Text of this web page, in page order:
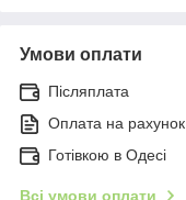
Умови оплати
Післяплата
Оплата на рахунок
Готівкою в Одесі
Всі умови оплати